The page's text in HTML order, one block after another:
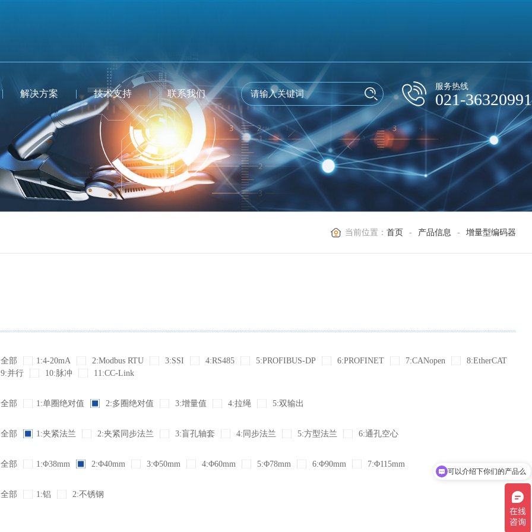
解决方案 技术支持 联系我们
服务热线
021-36320991
当前位置：首页 - 产品信息 - 增量型编码器
全部 1:4-20mA 2:Modbus RTU 3:SSI 4:RS485 5:PROFIBUS-DP 6:PROFINET 7:CANopen
8:EtherCAT
9:并行
10:脉冲 11:CC-Link
全部 1:单圈绝对值 2:多圈绝对值 3:增量值 4:拉绳 5:双输出
全部 1:夹紧法兰 2:夹紧同步法兰 3:盲孔轴套 4:同步法兰 5:方型法兰 6:通孔空心
全部 1:Φ38mm 2:Φ40mm 3:Φ50mm 4:Φ60mm 5:Φ78mm 6:Φ90mm 7:Φ115mm
全部 1:铝 2:不锈钢
可以介绍下你们的产品么